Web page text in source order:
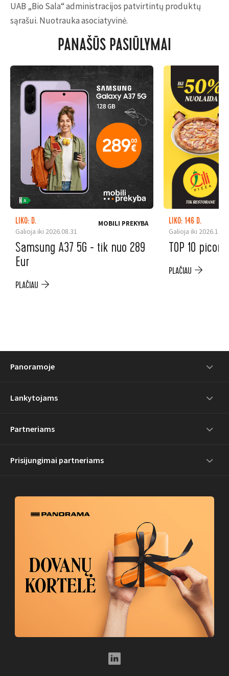
UAB „Bio Sala“ administracijos patvirtintų produktų
sąrašui. Nuotrauka asociatyvinė.
PANAŠŪS PASIŪLYMAI
LIKO: D.
Galioja iki 2026.08.31
MOBILI PREKYBA
Samsung A37 5G - tik nuo 289
Eur
PLAČIAU
LIKO: 146 D.
Galioja iki
TOP 10
PLAČIAU
Panoramoje
Lankytojams
Partneriams
Prisijungimai partneriams